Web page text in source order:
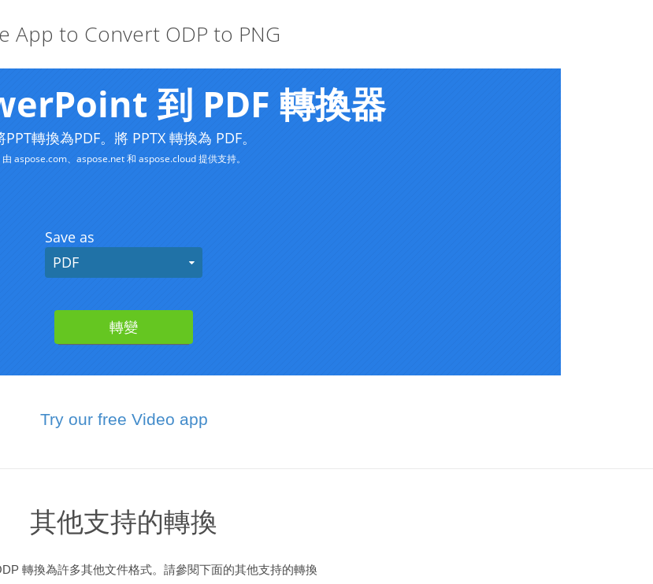
App to Convert ODP to PNG
Try our free Video app
其他支持的轉換
轉換為許多其他文件格式。請參閱下面的其他支持的轉換